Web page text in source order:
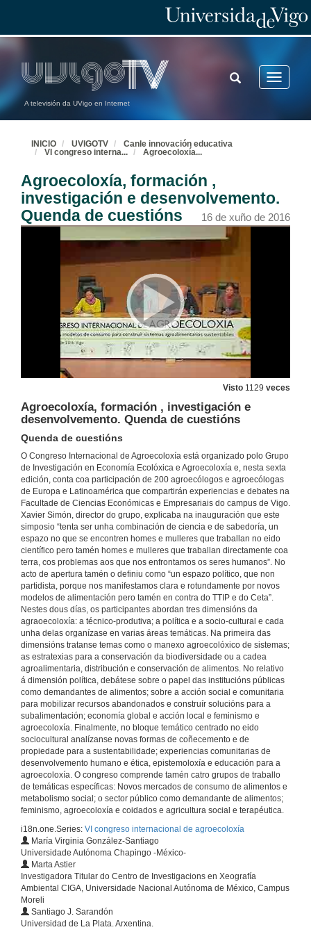
A televisión da UVigo en Internet
Toggle
TOGGLE
SEARCH
INICIO UVIGOTV
Canle innovación educativa
VI congreso interna... Agroecoloxía...
Agroecoloxía, formación ,
investigación e desenvolvemento.
Quenda de cuestións
16 de xuño de 2016
Visto 1129 veces
Agroecoloxía, formación , investigación e
desenvolvemento. Quenda de cuestións
Quenda de cuestións
O Congreso Internacional de Agroecoloxía está organizado polo Grupo
de Investigación en Economía Ecolóxica e Agroecoloxía e, nesta sexta
edición, conta coa participación de 200 agroecólogos e agroecólogas
de Europa e Latinoamérica que compartirán experiencias e debates na
Facultade de Ciencias Económicas e Empresariais do campus de Vigo.
Xavier Simón, director do grupo, explicaba na inauguración que este
simposio “tenta ser unha combinación de ciencia e de sabedoría, un
espazo no que se encontren homes e mulleres que traballan no eido
científico pero tamén homes e mulleres que traballan directamente coa
terra, cos problemas aos que nos enfrontamos os seres humanos”. No
acto de apertura tamén o definiu como “un espazo político, que non
partidista, porque nos manifestamos clara e rotundamente por novos
modelos de alimentación pero tamén en contra do TTIP e do Ceta”.
Nestes dous días, os participantes abordan tres dimensións da
agraoecoloxía: a técnico-produtiva; a política e a socio-cultural e cada
unha delas organízase en varias áreas temáticas. Na primeira das
dimensións tratanse temas como o manexo agroecolóxico de sistemas;
as estratexias para a conservación da biodiversidade ou a cadea
agroalimentaria, distribución e conservación de alimentos. No relativo
á dimensión política, debátese sobre o papel das institucións públicas
como demandantes de alimentos; sobre a acción social e comunitaria
para mobilizar recursos abandonados e construír solucións para a
subalimentación; economía global e acción local e feminismo e
agroecoloxía. Finalmente, no bloque temático centrado no eido
sociocultural analízanse novas formas de coñecemento e de
propiedade para a sustentabilidade; experiencias comunitarias de
desenvolvemento humano e ética, epistemoloxía e educación para a
agroecoloxía. O congreso comprende tamén catro grupos de traballo
de temáticas específicas: Novos mercados de consumo de alimentos e
metabolismo social; o sector público como demandante de alimentos;
feminismo, agroecoloxía e coidados e agricultura social e terapéutica.
i18n.one.Series: VI congreso internacional de agroecoloxía
María Virginia González-Santiago
Universidade Autónoma Chapingo -México-
Marta Astier
Investigadora Titular do Centro de Investigacions en Xeografía
Ambiental CIGA, Universidade Nacional Autónoma de México, Campus
Moreli
Santiago J. Sarandón
Universidad de La Plata. Arxentina.
Acto de inauguración
16 de xuño de 2016
Presentación de Jorge Reichmann
16 de xuño de 2016
¿Podemos controlar o noso destino no Século da Gran Proba?
Conferencia de apertura
16 de xuño de 2016
Quenda de cuestións
16 de xuño de 2016